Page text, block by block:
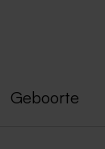
Geboorte